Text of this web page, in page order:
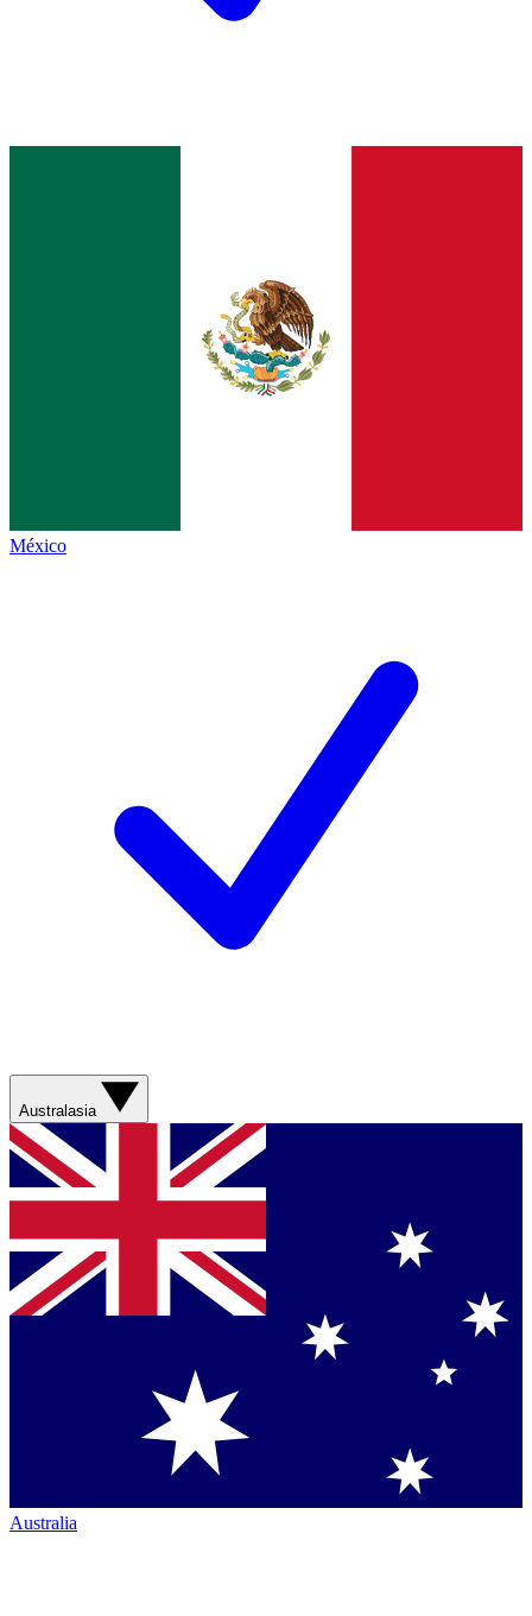
México
Australasia
Australia